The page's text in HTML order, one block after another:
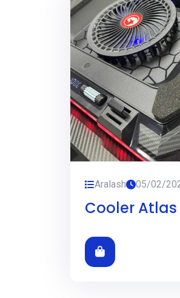
Aralash 05/02/
Cooler Atlas